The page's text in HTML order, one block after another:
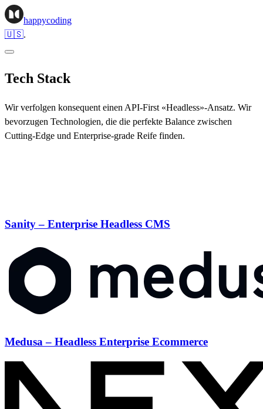
happycoding
🇺🇸.
Tech Stack
Wir verfolgen konsequent einen API-First «Headless»-Ansatz. Wir
bevorzugen Technologien, die die perfekte Balance zwischen
Cutting-Edge und Enterprise-grade Reife finden.
Sanity – Enterprise Headless CMS
Medusa – Headless Enterprise Ecommerce